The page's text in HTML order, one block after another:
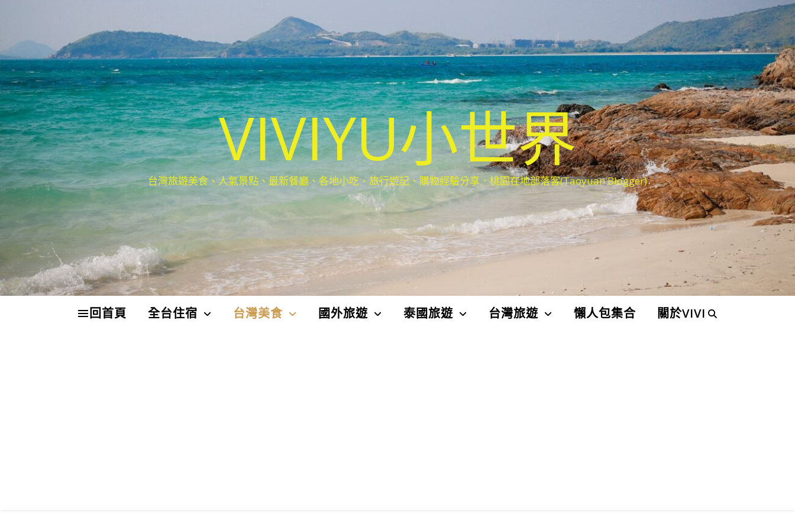
VIVIYU小世界
台灣旅遊美食、人氣景點、最新餐廳、各地小吃、旅行遊記、購物經驗分享．桃園在地部落客(Taoyuan Blogger)
回首頁 全台住宿 台灣美食 國外旅遊 泰國旅遊 台灣旅遊 懶人包集合 關於VIVI